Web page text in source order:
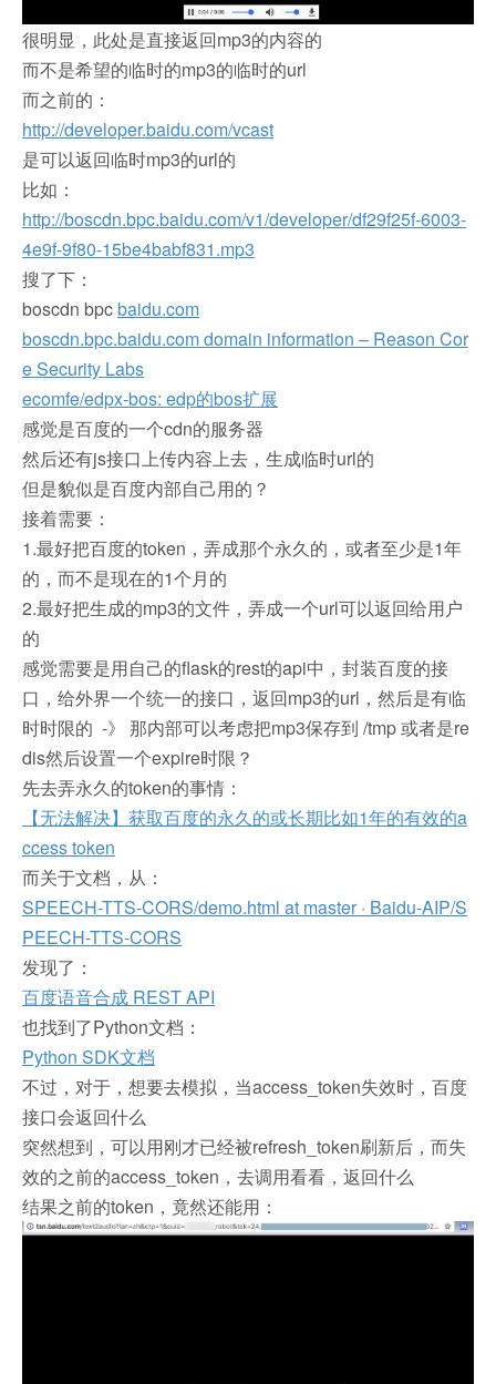
很明显，此处是直接返回mp3的内容的
而不是希望的临时的mp3的临时的url
而之前的：
http://developer.baidu.com/vcast
是可以返回临时mp3的url的
比如：
http://boscdn.bpc.baidu.com/v1/developer/df29f25f-6003-
4e9f-9f80-15be4babf831.mp3
搜了下：
boscdn bpcbaidu.com
boscdn.bpc.baidu.com domain information – Reason Cor
e Security Labs
ecomfe/edpx-bos: edp的bos扩展
感觉是百度的一个cdn的服务器
然后还有js接口上传内容上去，生成临时url的
但是貌似是百度内部自己用的？
接着需要：
1.最好把百度的token，弄成那个永久的，或者至少是1年
的，而不是现在的1个月的
2.最好把生成的mp3的文件，弄成一个url可以返回给用户
的
感觉需要是用自己的flask的rest的api中，封装百度的接
口，给外界一个统一的接口，返回mp3的url，然后是有临
时时限的 -》 那内部可以考虑把mp3保存到 /tmp 或者是re
dis然后设置一个expire时限？
先去弄永久的token的事情：
【无法解决】获取百度的永久的或长期比如1年的有效的a
ccess token
而关于文档，从：
SPEECH-TTS-CORS/demo.html at master · Baidu-AIP/S
PEECH-TTS-CORS
发现了：
百度语音合成 REST API
也找到了Python文档：
Python SDK文档
不过，对于，想要去模拟，当access_token失效时，百度
接口会返回什么
突然想到，可以用刚才已经被refresh_token刷新后，而失
效的之前的access_token，去调用看看，返回什么
结果之前的token，竟然还能用：